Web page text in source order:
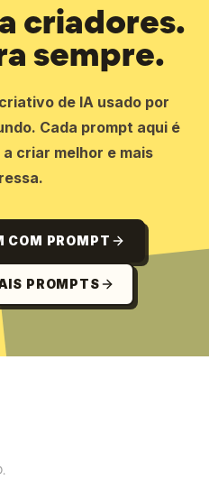
criadores.
sempre.
de IA usado por
Cada prompt aqui é
criar melhor e mais
COM PROMPT
PROMPTS